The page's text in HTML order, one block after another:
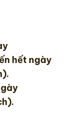
hết ngày